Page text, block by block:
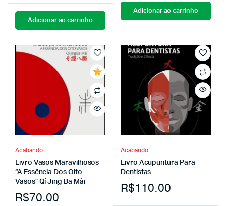
Adicionar ao carrinho
Adicionar ao carrinho
Livro Vasos Maravilhosos
“A Essência Dos Oito
Vasos” Qí Jing Ba Mài
R$70.00
Acabando
Livro Acupuntura Para
Dentistas
R$110.00
Acabando